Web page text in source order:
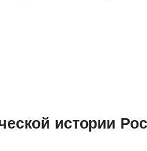
истории